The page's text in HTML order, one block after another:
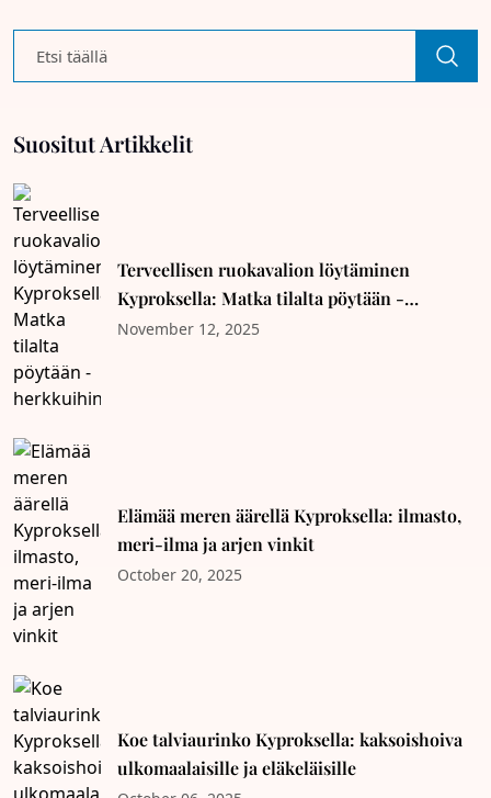
Suositut Artikkelit
Terveellisen ruokavalion löytäminen
Kyproksella: Matka tilalta pöytään -
herkkuihin
November 12, 2025
Elämää meren äärellä Kyproksella: ilmasto,
meri-ilma ja arjen vinkit
October 20, 2025
Koe talviaurinko Kyproksella: kaksoishoiva
ulkomaalaisille ja eläkeläisille